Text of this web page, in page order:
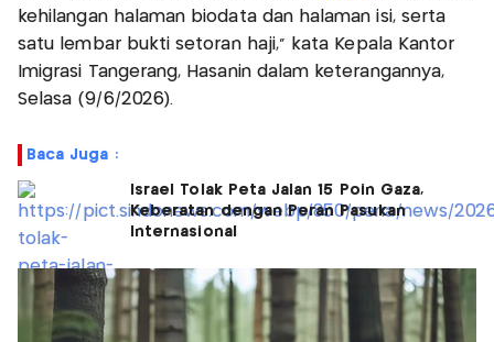
kehilangan halaman biodata dan halaman isi, serta
satu lembar bukti setoran haji," kata Kepala Kantor
Imigrasi Tangerang, Hasanin dalam keterangannya,
Selasa (9/6/2026).
Baca Juga :
Israel Tolak Peta Jalan 15 Poin Gaza,
Keberatan dengan Peran Pasukan
Internasional